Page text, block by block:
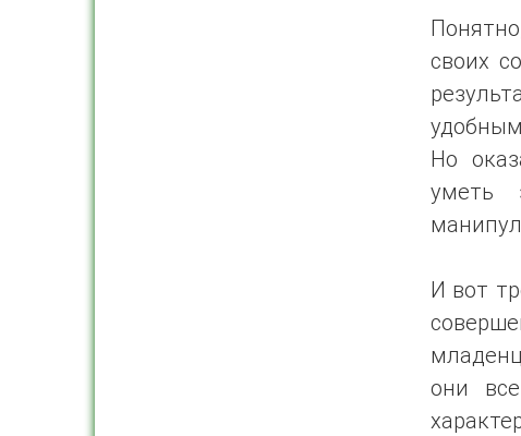
своих
Но
уметь
И вот
они